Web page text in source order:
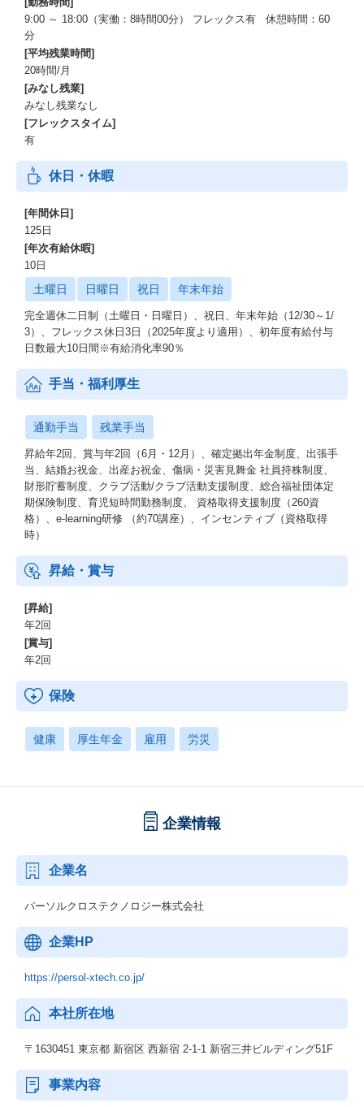
約270の認定資格／受験費・更新費補助・資格取得時のインセンテ
ィブを支給
【学習用アカウント】
自己学習のために「AWS」「Azure」の試用アカウントを無償提
供
【研修・勉強会】
標準開発研修／MGR向け研修／部門横断の勉強会など
★文化★
挑戦やユニークなアイデアを称賛する文化
【風通しの良さ】
上司との距離が近い／上司や仲間と相談をしながら仕事を進めや
すい
【オンボーディング施策】
中途入社者をみんなでフォロー／組織に慣れていただく施策が充
実
働く環境
【在宅勤務制度】
在宅勤務は「アフターコロナ含めて推奨」しております。週3日以
上在宅勤務を実施社員は81％、1日当たり250円の在宅勤務手当を
支給しています。また、制度としてもコロナ禍で暫定措置とされ
ていた在宅勤務規定が改定され、コロナ後でも週５日在宅勤務が
できる制度に改定されました。組織により出社頻度は異なります
が今後もより柔軟に働ける環境をご用意しています。
平均残業時間約17～19時間でメリハリのある働き方ができます。
また、有給休暇の取得は取り易い風土で、ここ３年程度の有給休
ス制度を導入しており、ご自身の都合に合わせて中抜けをしなが
ら業務をしていただくこともできます。
人材ビジネスの醍醐味
人材業界のシステムの醍醐味は、世の中の労働人口が減少してい
く未来に対して、就業機会の提供や雇用創造に繋げることができ
る社会貢献性の高さです。また、パーソルグループは、業界No1の
人材派遣や人材紹介サービスを提供しており、個人の仕事に対す
組織やカルチャーについて、30秒～1分ほどのショート動画でご紹
介しております。ぜひご覧ください。
■事業・組織紹介編
https://note.com/ppt_hr/n/n3dc25404fa46
事業部長やゼネラルマネジャー、マネジャーたちが自組織の特徴
や仕事のやりがい、働く魅力についてご紹介します。
https://note.com/ppt_hr/n/na642e98915d8
システムソリューション事業部のカルチャーや、「はたらいて、
す。
9:00 ～ 18:00（実働：8時間00分） フレックス有 休憩時間：60
分
[平均残業時間]
20時間/月
[みなし残業]
みなし残業なし
[フレックスタイム]
有
休日・休暇
[年間休日]
125日
[年次有給休暇]
10日
土曜日 日曜日 祝日 年末年始
完全週休二日制（土曜日・日曜日）、祝日、年末年始（12/30～1/
3）、フレックス休日3日（2025年度より適用）、初年度有給付与
日数最大10日間※有給消化率90％
手当・福利厚生
通勤手当 残業手当
昇給年2回、賞与年2回（6月・12月）、確定拠出年金制度、出張手
当、結婚お祝金、出産お祝金、傷病・災害見舞金 社員持株制度、
財形貯蓄制度、クラブ活動/クラブ活動支援制度、総合福祉団体定
期保険制度、育児短時間勤務制度、 資格取得支援制度（260資
格）、e-learning研修 （約70講座）、インセンティブ（資格取得
時）
昇給・賞与
[昇給]
年2回
[賞与]
年2回
保険
健康 厚生年金 雇用 労災
企業情報
企業名
パーソルクロステクノロジー株式会社
企業HP
https://persol-xtech.co.jp/
本社所在地
〒1630451 東京都 新宿区 西新宿 2-1-1 新宿三井ビルディング51F
事業内容